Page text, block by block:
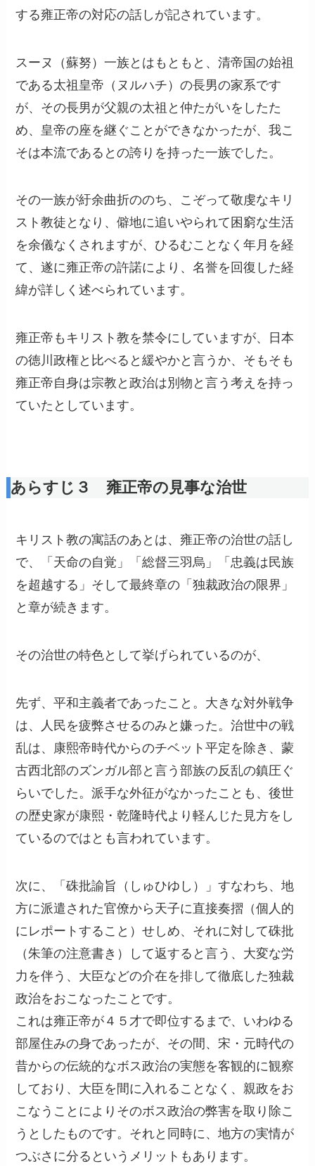
する雍正帝の対応の話しが記されています。
スーヌ（蘇努）一族とはもともと、清帝国の始祖
である太祖皇帝（ヌルハチ）の長男の家系です
が、その長男が父親の太祖と仲たがいをしたた
め、皇帝の座を継ぐことができなかったが、我こ
そは本流であるとの誇りを持った一族でした。
その一族が紆余曲折ののち、こぞって敬虔なキリ
スト教徒となり、僻地に追いやられて困窮な生活
を余儀なくされますが、ひるむことなく年月を経
て、遂に雍正帝の許諾により、名誉を回復した経
緯が詳しく述べられています。
雍正帝もキリスト教を禁令にしていますが、日本
の徳川政権と比べると緩やかと言うか、そもそも
雍正帝自身は宗教と政治は別物と言う考えを持っ
ていたとしています。
あらすじ３ 雍正帝の見事な治世
キリスト教の寓話のあとは、雍正帝の治世の話し
で、「天命の自覚」「総督三羽烏」「忠義は民族
を超越する」そして最終章の「独裁政治の限界」
と章が続きます。
その治世の特色として挙げられているのが、
先ず、平和主義者であったこと。大きな対外戦争
は、人民を疲弊させるのみと嫌った。治世中の戦
乱は、康熙帝時代からのチベット平定を除き、蒙
古西北部のズンガル部と言う部族の反乱の鎮圧ぐ
らいでした。派手な外征がなかったことも、後世
の歴史家が康熙・乾隆時代より軽んじた見方をし
ているのではとも言われています。
次に、「硃批諭旨（しゅひゆし）」すなわち、地
方に派遣された官僚から天子に直接奏摺（個人的
にレポートすること）せしめ、それに対して硃批
（朱筆の注意書き）して返すると言う、大変な労
力を伴う、大臣などの介在を排して徹底した独裁
政治をおこなったことです。
これは雍正帝が４５才で即位するまで、いわゆる
部屋住みの身であったが、その間、宋・元時代の
昔からの伝統的なボス政治の実態を客観的に観察
しており、大臣を間に入れることなく、親政をお
こなうことによりそのボス政治の弊害を取り除こ
うとしたものです。それと同時に、地方の実情が
つぶさに分るというメリットもあります。